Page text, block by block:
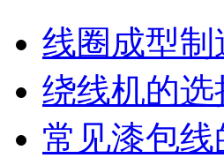
线圈成型制
绕线机的
常见漆包